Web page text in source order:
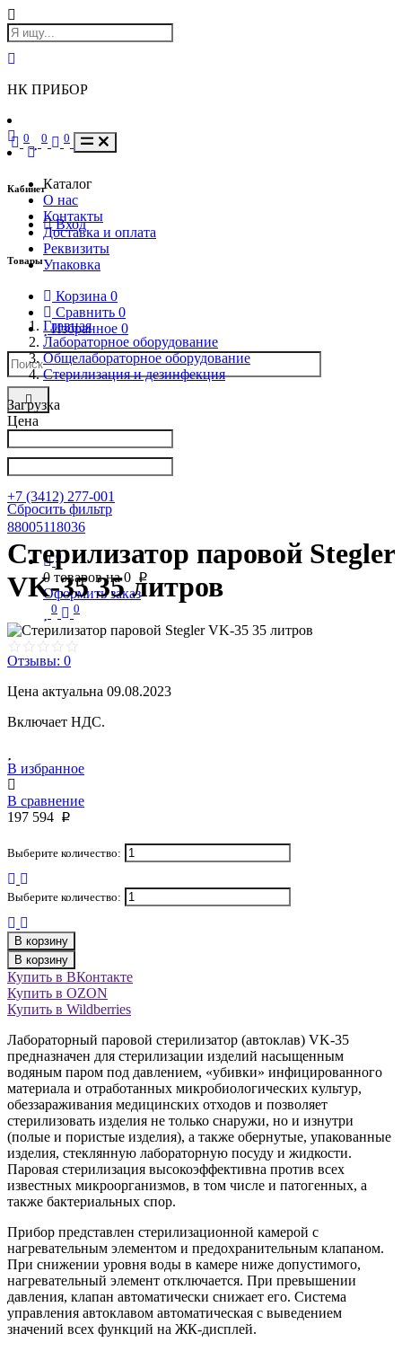
НК ПРИБОР
Кабинет
Вход
Товары
Корзина 0
Сравнить 0
Избранное 0
Написать в Телеграм
+7 (3412) 277-001
88005118036
0
0 товаров на0 p
Оформить заказ
0 0
0 0 0
Каталог
О нас
Контакты
Доставка и оплата
Реквизиты
Упаковка
Главная
Лабораторное оборудование
Общелабораторное оборудование
Стерилизация и дезинфекция
Загрузка
Цена
Сбросить фильтр
Стерилизатор паровой Stegler
VK-35 35 литров
Отзывы: 0
Цена актуальна 09.08.2023
Включает НДС.
В избранное
В сравнение
197 594 p
Выберите количество:
Выберите количество:
В корзину
В корзину
Купить в ВКонтакте
Купить в OZON
Купить в Wildberries
Лабораторный паровой стерилизатор (автоклав) VK-35
предназначен для стерилизации изделий насыщенным
водяным паром под давлением, «убивки» инфицированного
материала и отработанных микробиологических культур,
обеззараживания медицинских отходов и позволяет
стерилизовать изделия не только снаружи, но и изнутри
(полые и пористые изделия), а также обернутые, упакованные
изделия, стеклянную лабораторную посуду и жидкости.
Паровая стерилизация высокоэффективна против всех
известных микроорганизмов, в том числе и патогенных, а
также бактериальных спор.
Прибор представлен стерилизационной камерой с
нагревательным элементом и предохранительным клапаном.
При снижении уровня воды в камере ниже допустимого,
нагревательный элемент отключается. При превышении
давления, клапан автоматически снижает его. Система
управления автоклавом автоматическая с выведением
значений всех функций на ЖК-дисплей.